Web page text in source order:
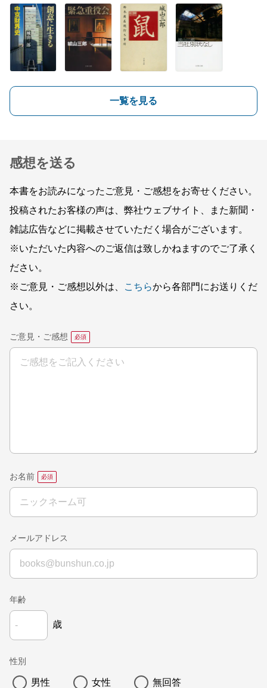
一覧を見る
感想を送る
本書をお読みになったご意見・ご感想をお寄せください。
投稿されたお客様の声は、弊社ウェブサイト、また新聞・
雑誌広告などに掲載させていただく場合がございます。
※いただいた内容へのご返信は致しかねますのでご了承く
ださい。
※ご意見・ご感想以外は、
こちらから各部門にお送りくだ
さい。
ご意見・ご感想
お名前
メールアドレス
年齢
歳
性別
男性 女性 無回答